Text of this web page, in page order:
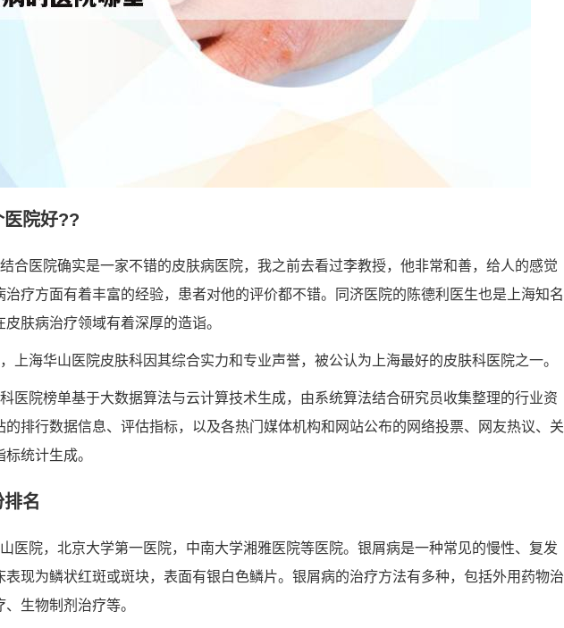
医院好??
合医院确实是一家不错的皮肤病医院，我之前去看过李教授，他非常和善，给人的感觉
疗方面有着丰富的经验，患者对他的评价都不错。同济医院的陈德利医生也是上海知名
肤病治疗领域有着深厚的造诣。
上海华山医院皮肤科因其综合实力和专业声誉，被公认为上海最好的皮肤科医院之一。
医院榜单基于大数据算法与云计算技术生成，由系统算法结合研究员收集整理的行业资
排行数据信息、评估指标，以及各热门媒体机构和网站公布的网络投票、网友热议、关
统计生成。
名
医院，北京大学第一医院，中南大学湘雅医院等医院。银屑病是一种常见的慢性、复发
现为鳞状红斑或斑块，表面有银白色鳞片。银屑病的治疗方法有多种，包括外用药物治
生物制剂治疗等。